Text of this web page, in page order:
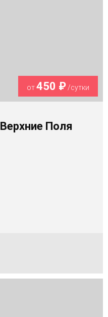
от450 ₽/сутки
Поля